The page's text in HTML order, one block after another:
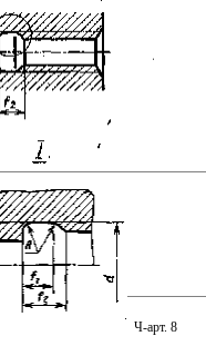
Ч-арт. 8